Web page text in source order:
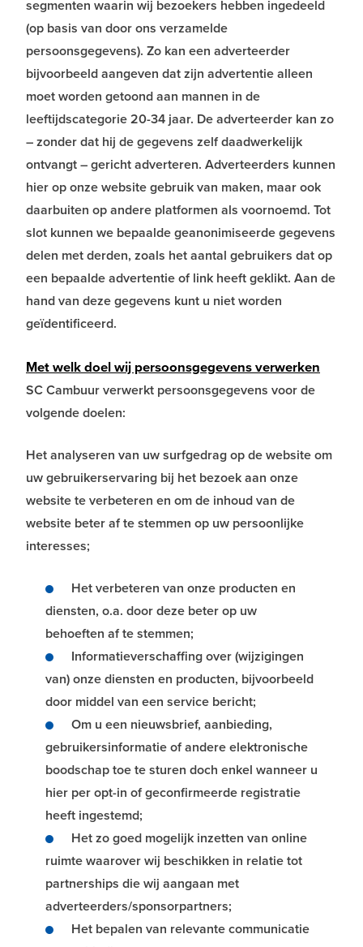
segmenten waarin wij bezoekers hebben ingedeeld
(op basis van door ons verzamelde
persoonsgegevens). Zo kan een adverteerder
bijvoorbeeld aangeven dat zijn advertentie alleen
moet worden getoond aan mannen in de
leeftijdscategorie 20-34 jaar. De adverteerder kan zo
– zonder dat hij de gegevens zelf daadwerkelijk
ontvangt – gericht adverteren. Adverteerders kunnen
hier op onze website gebruik van maken, maar ook
daarbuiten op andere platformen als voornoemd. Tot
slot kunnen we bepaalde geanonimiseerde gegevens
delen met derden, zoals het aantal gebruikers dat op
een bepaalde advertentie of link heeft geklikt. Aan de
hand van deze gegevens kunt u niet worden
geïdentificeerd.
Met welk doel wij persoonsgegevens verwerken
SC Cambuur verwerkt persoonsgegevens voor de
volgende doelen:
Het analyseren van uw surfgedrag op de website om
uw gebruikerservaring bij het bezoek aan onze
website te verbeteren en om de inhoud van de
website beter af te stemmen op uw persoonlijke
interesses;
Het verbeteren van onze producten en
diensten, o.a. door deze beter op uw
behoeften af te stemmen;
Informatieverschaffing over (wijzigingen
van) onze diensten en producten, bijvoorbeeld
door middel van een service bericht;
Om u een nieuwsbrief, aanbieding,
gebruikersinformatie of andere elektronische
boodschap toe te sturen doch enkel wanneer u
hier per opt-in of geconfirmeerde registratie
heeft ingestemd;
Het zo goed mogelijk inzetten van online
ruimte waarover wij beschikken in relatie tot
partnerships die wij aangaan met
adverteerders/sponsorpartners;
Het bepalen van relevante communicatie